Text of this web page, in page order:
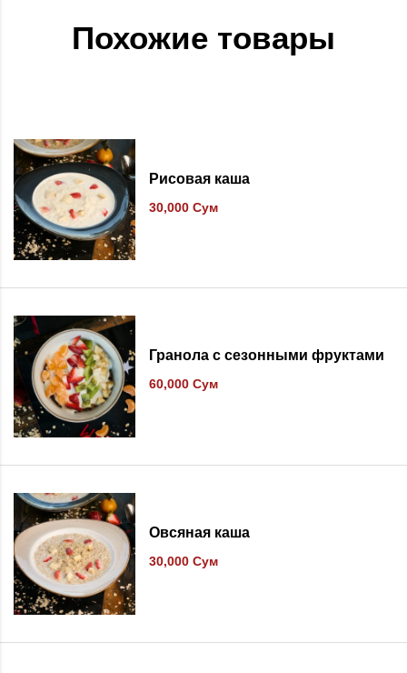
Похожие товары
В список желаний
Рисовая каша
30,000 Сум
В список желаний
Гранола с сезонными фруктами
60,000 Сум
В список желаний
Овсяная каша
30,000 Сум